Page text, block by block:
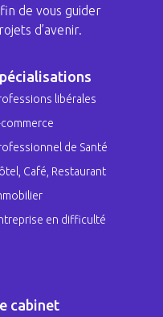
de vous guider
d’avenir.
libérales
commerce
de Santé
Café, Restaurant
en difficulté
cabinet